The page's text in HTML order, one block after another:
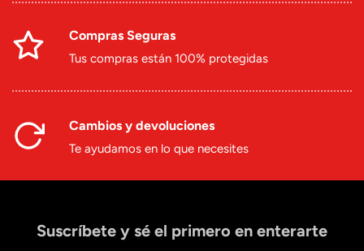
Compras Seguras
Tus compras están 100% protegidas
Cambios y devoluciones
Te ayudamos en lo que necesites
Suscríbete y sé el primero en enterarte